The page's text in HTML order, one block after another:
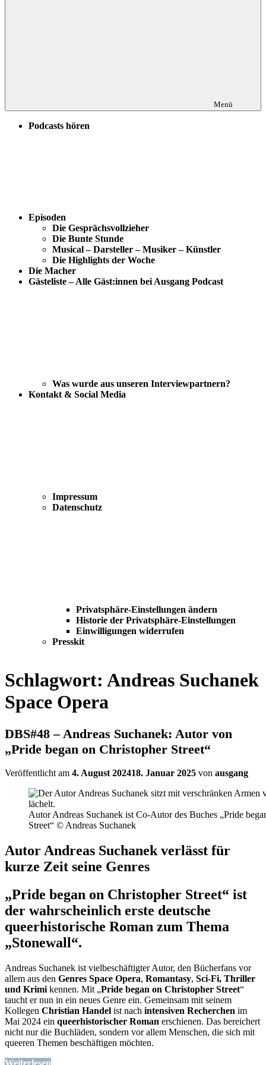
Menü
Podcasts hören
Episoden
Die Gesprächsvollzieher
Die Bunte Stunde
Musical – Darsteller – Musiker – Künstler
Die Highlights der Woche
Die Macher
Gästeliste – Alle Gäst:innen bei Ausgang Podcast
Was wurde aus unseren Interviewpartnern?
Kontakt & Social Media
Impressum
Datenschutz
Privatsphäre-Einstellungen ändern
Historie der Privatsphäre-Einstellungen
Einwilligungen widerrufen
Presskit
Schlagwort: Andreas Suchanek
Space Opera
DBS#48 – Andreas Suchanek: Autor von
„Pride began on Christopher Street“
Veröffentlicht am 4. August 202418. Januar 2025 von ausgang
Autor Andreas Suchanek ist Co-Autor des Buches „Pride
Street“ © Andreas Suchanek
Autor Andreas Suchanek verlässt für
kurze Zeit seine Genres
„Pride began on Christopher Street“ ist
der wahrscheinlich erste deutsche
queerhistorische Roman zum Thema
„Stonewall“.
Andreas Suchanek ist vielbeschäftigter Autor, den Bücherfans vor
allem aus den Genres Space Opera, Romantasy, Sci-Fi, Thriller
und Krimi kennen. Mit „Pride began on Christopher Street“
taucht er nun in ein neues Genre ein. Gemeinsam mit seinem
Kollegen Christian Handel ist nach intensiven Recherchen im
Mai 2024 ein queerhistorischer Roman erschienen. Das bereichert
nicht nur die Buchläden, sondern vor allem Menschen, die sich mit
queeren Themen beschäftigen möchten.